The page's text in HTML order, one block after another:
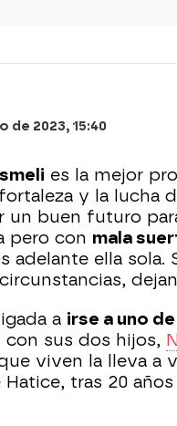
de 2023, 15:40
es la mejor
y la lucha
un buen futuro
pero con mala
adelante ella sola.
a irse a uno
con sus dos hijos,
viven la lleva a
tras 20 años